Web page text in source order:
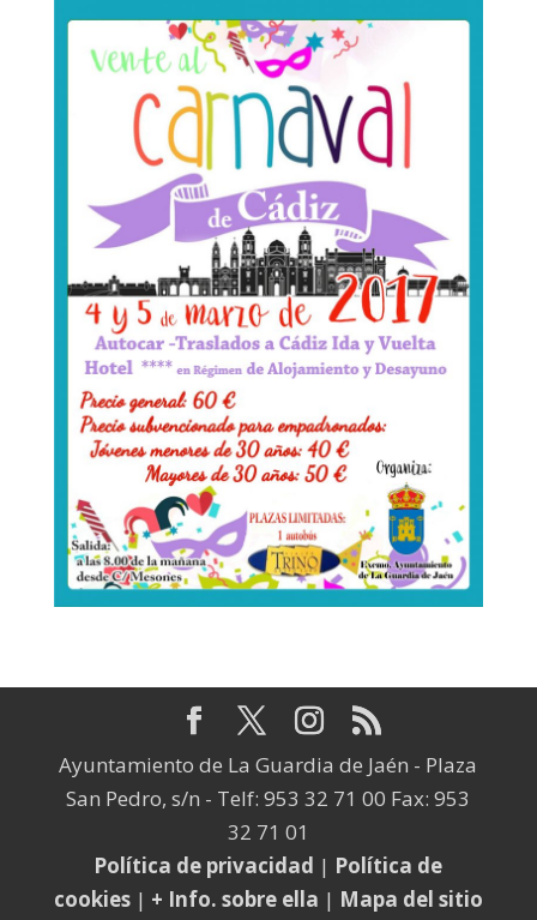
Ayuntamiento de La Guardia de Jaén - Plaza
San Pedro, s/n - Telf: 953 32 71 00 Fax: 953
32 71 01
Política de privacidad | Política de
cookies| + Info. sobre ella | Mapa del sitio